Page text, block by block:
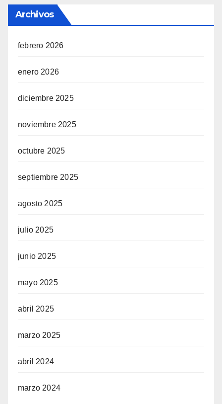
Archivos
febrero 2026
enero 2026
diciembre 2025
noviembre 2025
octubre 2025
septiembre 2025
agosto 2025
julio 2025
junio 2025
mayo 2025
abril 2025
marzo 2025
abril 2024
marzo 2024